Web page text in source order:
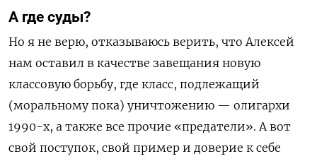
А где суды?
Но я не верю, отказываюсь верить, что Алексей
нам оставил в качестве завещания новую
классовую борьбу, где класс, подлежащий
(моральному пока) уничтожению — олигархи
1990-х, а также все прочие «предатели». А вот
свой поступок, свой пример и доверие к себе